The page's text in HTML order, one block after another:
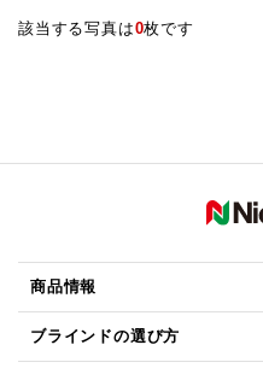
該当する写真は0枚です
商品情報
ブラインドの選び方